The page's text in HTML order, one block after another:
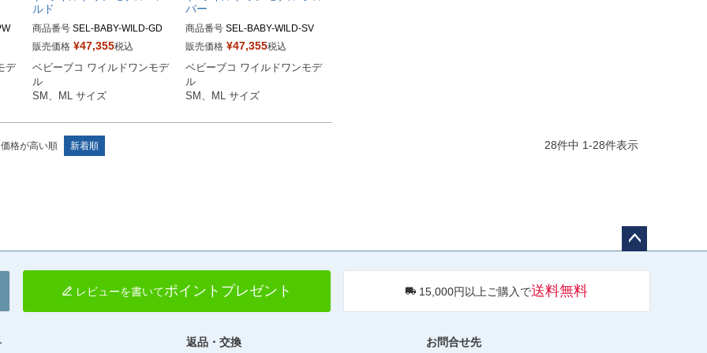
デ
ルド
商品番号 SEL-BABY-WILD-GD
CAWO163
MLサイズ商品コード：0107BBC
AWO164
販売価格 ¥47,355税込
ベビーブコ ワイルドワンモデ
ル
SM、ML サイズ
バー
商品番号 SEL-BABY-WILD-SV
CAWO3
MLサイズ商品コード：0107BBC
AWO4
販売価格 ¥47,355税込
ベビーブコ ワイルドワンモデ
ル
SM、ML サイズ
価格が高い順 新着順 28件中 1-28件表示
へ
レビューを書いてポイントプレゼント 15,000円以上ご購入で送料無料
返品・交換 お問合せ先